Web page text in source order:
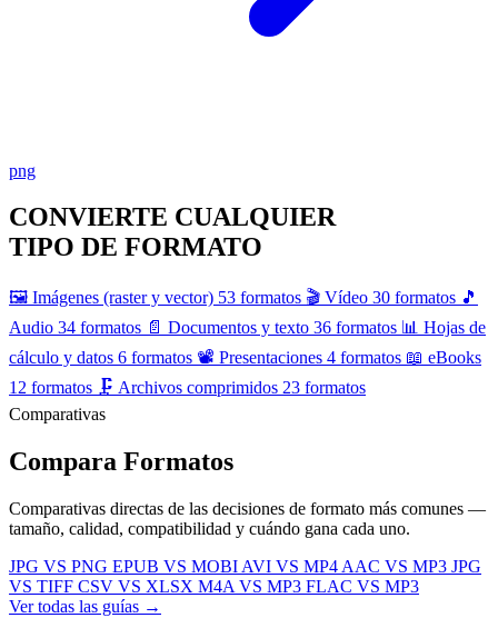
png
CONVIERTE CUALQUIER
TIPO DE FORMATO
🖼️ Imágenes (raster y vector) 53 formatos 🎬 Vídeo 30 formatos 🎵
Audio 34 formatos 📄 Documentos y texto 36 formatos 📊 Hojas de
cálculo y datos 6 formatos 📽️ Presentaciones 4 formatos 📖 eBooks
12 formatos 🗜️ Archivos comprimidos 23 formatos
Comparativas
Compara Formatos
Comparativas directas de las decisiones de formato más comunes —
tamaño, calidad, compatibilidad y cuándo gana cada uno.
JPG VS PNG EPUB VS MOBI AVI VS MP4 AAC VS MP3 JPG
VS TIFF CSV VS XLSX M4A VS MP3 FLAC VS MP3
Ver todas las guías →